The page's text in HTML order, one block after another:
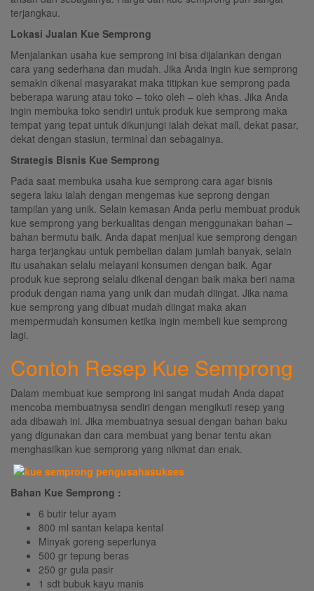
terjangkau.
Lokasi Jualan Kue Semprong
Menjalankan usaha kue semprong ini bisa dijalankan dengan
cara yang sederhana dan mudah. Jika Anda ingin kue semprong
semakin dikenal masyarakat maka titipkan kue semprong pada
beberapa warung atau toko – toko oleh – oleh khas. Jika Anda
ingin membuka toko sendiri untuk produk kue semprong maka
tempat yang tepat untuk dikunjungi ialah dekat mall, dekat pasar,
dekat dengan stasiun, terminal dan sebagainya.
Strategis Bisnis Kue Semprong
Pada saat membuka usaha kue semprong cara agar bisnis
segera laku ialah dengan mengemas kue seprong dengan
tampilan yang unik. Selain kemasan Anda perlu membuat produk
kue semprong yang berkualitas dengan menggunakan bahan –
bahan bermutu baik. Anda dapat menjual kue semprong dengan
harga terjangkau untuk pembelian dalam jumlah banyak, selain
itu usahakan selalu melayani konsumen dengan baik. Agar
produk kue seprong selalu dikenal dengan baik maka beri nama
produk dengan nama yang unik dan mudah diingat. Jika nama
kue semprong yang dibuat mudah diingat maka akan
mempermudah konsumen ketika ingin membeli kue semprong
lagi.
Contoh Resep Kue Semprong
Dalam membuat kue semprong ini sangat mudah Anda dapat
mencoba membuatnysa sendiri dengan mengikuti resep yang
ada dibawah ini. Jika membuatnya sesuai dengan bahan baku
yang digunakan dan cara membuat yang benar tentu akan
menghasilkan kue semprong yang nikmat dan enak.
Bahan Kue Semprong :
6 butir telur ayam
800 ml santan kelapa kental
Minyak goreng seperlunya
500 gr tepung beras
250 gr gula pasir
1 sdt bubuk kayu manis